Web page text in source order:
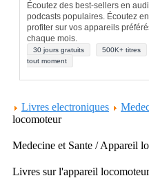
Écoutez des best-sellers en
podcasts populaires. Écoutez
profiter sur vos appareils
chaque mois.
30 jours gratuits 500K+ titres
tout moment
Livres electroniques
locomoteur
Medecine et Sante / Appareil
Livres sur l'appareil